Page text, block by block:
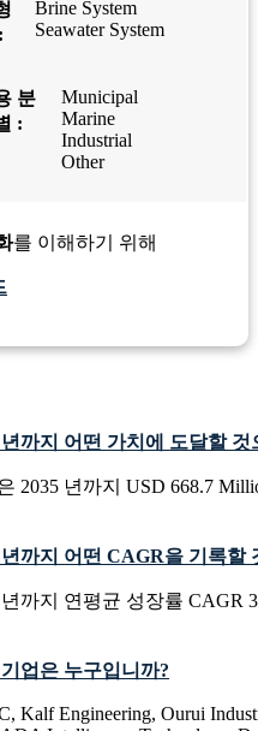
Brine System
Seawater System
분
:
Municipal
Marine
Industrial
Other
를 이해하기 위해
까지 어떤 가치에 도달할
2035 년까지 USD 668.7
까지 어떤 CAGR을 기록할
까지 연평균 성장률 CAGR
업은 누구입니까?
Kalf Engineering, Ourui